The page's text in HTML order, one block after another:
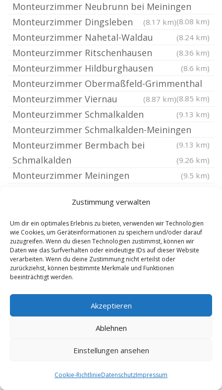
Zustimmung verwalten
Um dir ein optimales Erlebnis zu bieten, verwenden wir Technologien
wie Cookies, um Geräteinformationen zu speichern und/oder darauf
zuzugreifen. Wenn du diesen Technologien zustimmst, können wir
Daten wie das Surfverhalten oder eindeutige IDs auf dieser Website
verarbeiten. Wenn du deine Zustimmung nicht erteilst oder
zurückziehst, können bestimmte Merkmale und Funktionen
beeinträchtigt werden.
Akzeptieren
Ablehnen
Einstellungen ansehen
Cookie-RichtlinieDatenschutzImpressum
Monteurzimmer Neubrunn bei Meiningen
(8.08 km)
Monteurzimmer Dingsleben (8.17 km)
Monteurzimmer Nahetal-Waldau (8.24 km)
Monteurzimmer Ritschenhausen (8.36 km)
Monteurzimmer Hildburghausen (8.6 km)
Monteurzimmer Obermaßfeld-Grimmenthal
(8.85 km)
Monteurzimmer Viernau (8.87 km)
Monteurzimmer Schmalkalden (9.13 km)
Monteurzimmer Schmalkalden-Meiningen
(9.13 km)
Monteurzimmer Bermbach bei
Schmalkalden
(9.26 km)
Monteurzimmer Meiningen (9.5 km)
Monteurzimmer Frauenwald
Monteurzimmer Wölfershausen bei
Meiningen
(9.91 km)
Monteurzimmer Utendorf (9.91 km)
Monteurzimmer Schmiedefeld am Rennsteig
Monteurzimmer Westenfeld bei
Meiningen
Monteurzimmer Springstille
Monteurzimmer Christes
Monteurzimmer Haina bei Meiningen
Monteurzimmer Kurort Steinbach-Hallenberg